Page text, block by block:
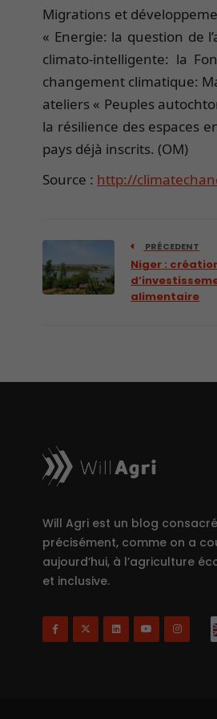
Migrations et
« Energie: la question de
climato-intelligente: la
changement climatique:
ateliers « Peuples
la résilience des espaces
pays déjà inscrits. (OM)
Source : http://
PRÉCEDENT
Niger :
alimentaire
Will Agri est un blog
précisément, comme on a
aujourd’hui, à l’agriculture
et inclusive.